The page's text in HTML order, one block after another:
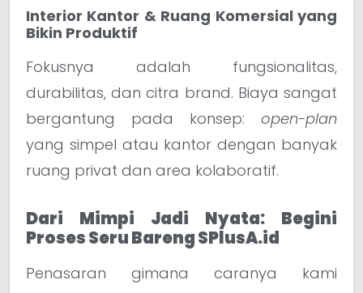
Interior Kantor & Ruang Komersial yang
Bikin Produktif
Fokusnya adalah fungsionalitas,
durabilitas, dan citra brand. Biaya sangat
bergantung pada konsep: open-plan
yang simpel atau kantor dengan banyak
ruang privat dan area kolaboratif.
Dari Mimpi Jadi Nyata: Begini
Proses Seru Bareng SPlusA.id
Penasaran gimana caranya kami